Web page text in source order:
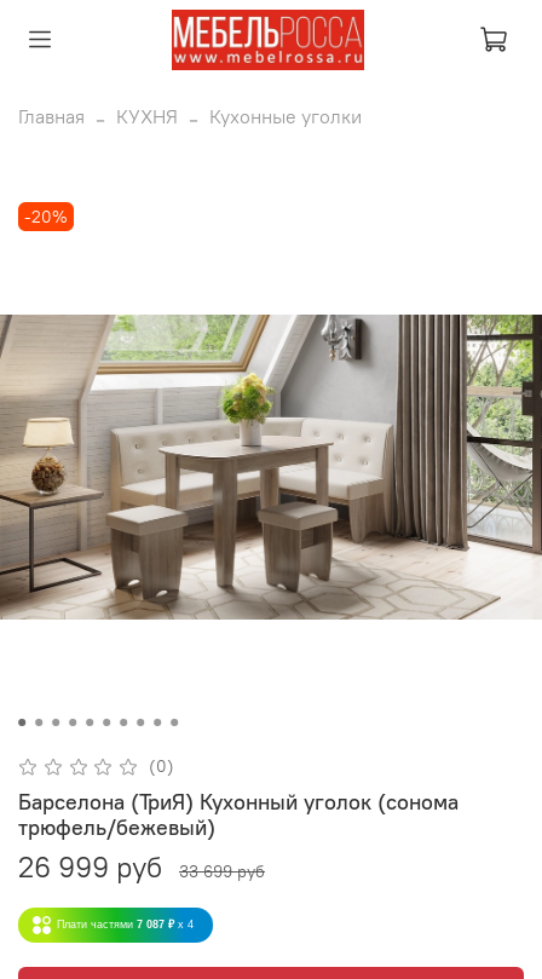
Главная КУХНЯ Кухонные уголки
-20%
(0)
Барселона (ТриЯ) Кухонный уголок (сонома
трюфель/бежевый)
26 999 руб 33 699 руб
Плати частями 7 087 ₽ x 4